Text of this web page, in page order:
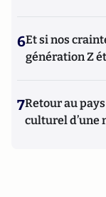
6Et si nos
génération Z
7Retour au
culturel d’une